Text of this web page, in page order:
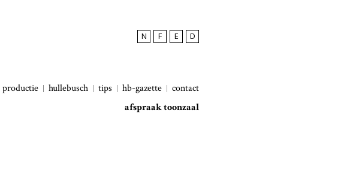
N F E D
productie hullebusch tips hb-gazette
contact
afspraak toonzaal